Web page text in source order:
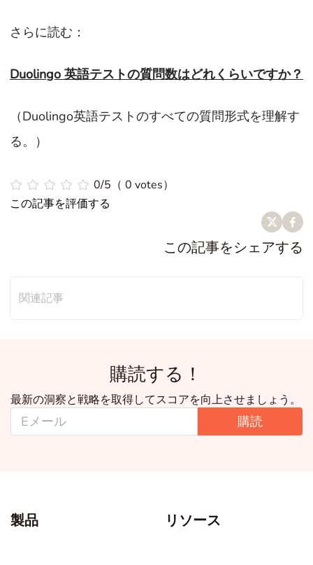
さらに読む：
Duolingo 英語テストの質問数はどれくらいですか？
（Duolingo英語テストのすべての質問形式を理解す
る。）
0/5（ 0 votes）
この記事を評価する
この記事をシェアする
関連記事
購読する！
最新の洞察と戦略を取得してスコアを向上させましょう。
購読
製品 リソース